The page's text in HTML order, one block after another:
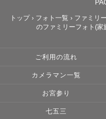
指名料は変動があります
◆ニューボーンフォト🍼
トップ › フォト一覧 › ファミリ
のファミリーフォト(家
ご利用の流れ
カメラマン一覧
お宮参り
七五三